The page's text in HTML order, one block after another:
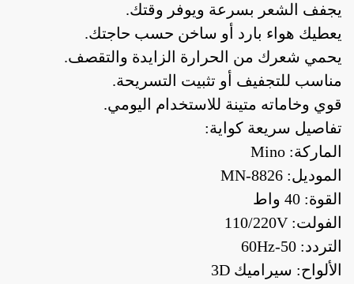
يجفف الشعر بسرعة ويوفر وقتك.
يعطيك هواء بارد أو ساخن حسب حاجتك.
يحمي شعرك من الحرارة الزايدة والتقصف.
مناسب للتجفيف أو تثبيت التسريحة.
قوي وخاماته متينة للاستخدام اليومي.
تفاصيل سريعة كواية:
الماركة: Mino
الموديل: MN-8826
القوة: 40 واط
الفولت: 110/220V
التردد: 50-60Hz
الألواح: سيراميك 3D